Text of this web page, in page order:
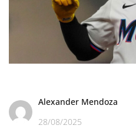
Alexander Mendoza
28/08/2025